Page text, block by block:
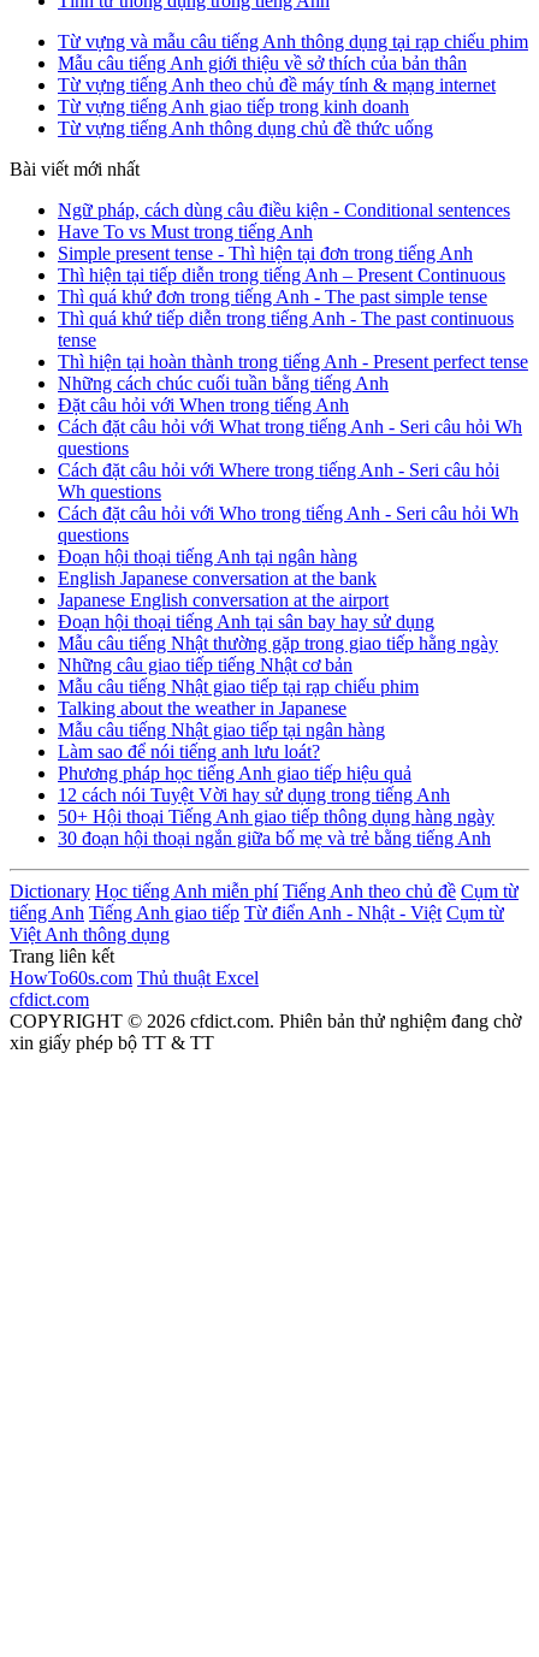
Từ vựng và mẫu câu tiếng Anh thông dụng tại rạp chiếu phim
Mẫu câu tiếng Anh giới thiệu về sở thích của bản thân
Từ vựng tiếng Anh theo chủ đề máy tính & mạng internet
Từ vựng tiếng Anh giao tiếp trong kinh doanh
Từ vựng tiếng Anh thông dụng chủ đề thức uống
Bài viết mới nhất
Ngữ pháp, cách dùng câu điều kiện - Conditional sentences
Have To vs Must trong tiếng Anh
Simple present tense - Thì hiện tại đơn trong tiếng Anh
Thì hiện tại tiếp diễn trong tiếng Anh – Present Continuous
Thì quá khứ đơn trong tiếng Anh - The past simple tense
Thì quá khứ tiếp diễn trong tiếng Anh - The past continuous
tense
Thì hiện tại hoàn thành trong tiếng Anh - Present perfect tense
Những cách chúc cuối tuần bằng tiếng Anh
Đặt câu hỏi với When trong tiếng Anh
Cách đặt câu hỏi với What trong tiếng Anh - Seri câu hỏi Wh
questions
Cách đặt câu hỏi với Where trong tiếng Anh - Seri câu hỏi
Wh questions
Cách đặt câu hỏi với Who trong tiếng Anh - Seri câu hỏi Wh
questions
Đoạn hội thoại tiếng Anh tại ngân hàng
English Japanese conversation at the bank
Japanese English conversation at the airport
Đoạn hội thoại tiếng Anh tại sân bay hay sử dụng
Mẫu câu tiếng Nhật thường gặp trong giao tiếp hằng ngày
Những câu giao tiếp tiếng Nhật cơ bản
Mẫu câu tiếng Nhật giao tiếp tại rạp chiếu phim
Talking about the weather in Japanese
Mẫu câu tiếng Nhật giao tiếp tại ngân hàng
Làm sao để nói tiếng anh lưu loát?
Phương pháp học tiếng Anh giao tiếp hiệu quả
12 cách nói Tuyệt Vời hay sử dụng trong tiếng Anh
50+ Hội thoại Tiếng Anh giao tiếp thông dụng hàng ngày
30 đoạn hội thoại ngắn giữa bố mẹ và trẻ bằng tiếng Anh
Dictionary Học tiếng Anh miễn phí Tiếng Anh theo chủ đề Cụm từ
tiếng Anh Tiếng Anh giao tiếp Từ điển Anh - Nhật - Việt Cụm từ
Việt Anh thông dụng
Trang liên kết
HowTo60s.com Thủ thuật Excel
cfdict.com
COPYRIGHT © 2026 cfdict.com. Phiên bản thử nghiệm đang chờ
xin giấy phép bộ TT & TT